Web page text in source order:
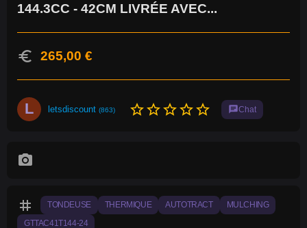
144.3CC - 42CM LIVRÉE AVEC...
euro 265,00 €
L letsdiscount (863) star_borderstar_borderstar_borderstar_borderstar_border chatChat
photo_camera
tag TONDEUSE THERMIQUE AUTOTRACT MULCHING
GTTAC41T144-24